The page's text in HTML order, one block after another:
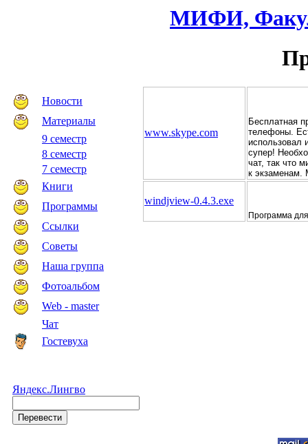
МИФИ,
Новости
Материалы
9 семестр
8 семестр
7 семестр
Книги
Программы
Ссылки
Советы
Наша группа
Фотоальбом
Web - master
Чат
Гостевуха
Яндекс.Лингво
www.skype.com
Бесплатная
телефоны.
использовал
супер!
чат, так что
к экзаменам.
windjview-0.4.3.exe
Программа